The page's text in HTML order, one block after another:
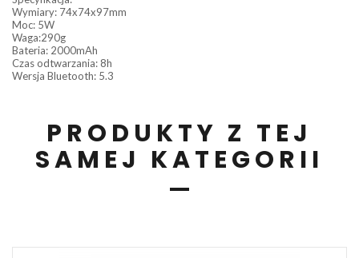
Wymiary: 74x74x97mm
Moc: 5W
Waga:290g
Bateria: 2000mAh
Czas odtwarzania: 8h
Wersja Bluetooth: 5.3
PRODUKTY Z TEJ
SAMEJ KATEGORII